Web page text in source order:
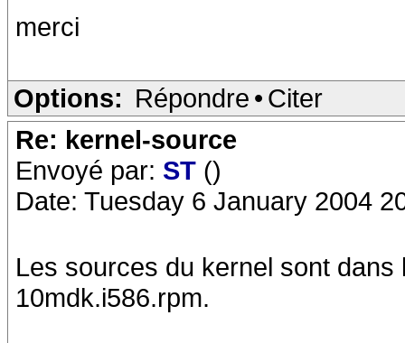
merci
Options: Répondre • Citer
Re: kernel-source
Envoyé par: ST ()
Date: Tuesday 6 January 2004
Les sources du kernel sont
10mdk.i586.rpm.